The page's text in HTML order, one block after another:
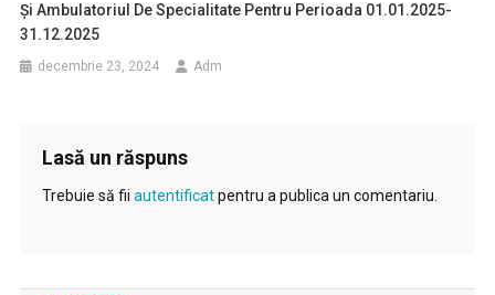
Și Ambulatoriul De Specialitate Pentru Perioada 01.01.2025-
31.12.2025
decembrie 23, 2024 Adm
Lasă un răspuns
Trebuie să fii autentificatpentru a publica un comentariu.